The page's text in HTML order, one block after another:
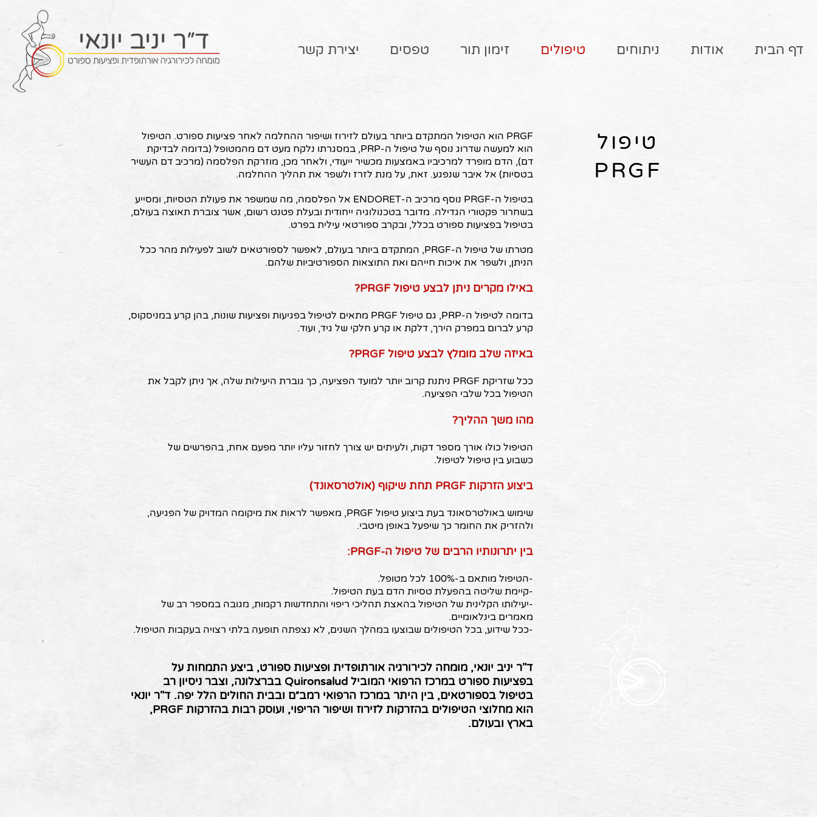
דף הבית אודות ניתוחים טיפולים זימון תור טפסים יצירת קשר
PRGF הוא הטיפול המתקדם ביותר בעולם לזירוז ושיפור ההחלמה לאחר פציעות ספורט. הטיפול
הוא למעשה שדרוג נוסף של טיפול ה-PRP, במסגרתו נלקח מעט דם מהמטופל (בדומה לבדיקת
דם), הדם מופרד למרכיביו באמצעות מכשיר ייעודי, ולאחר מכן, מוזרקת הפלסמה (מרכיב דם העשיר
בטסיות) אל איבר שנפגע. זאת, על מנת לזרז ולשפר את תהליך ההחלמה.
בטיפול ה-PRGF נוסף מרכיב ה-ENDORET אל הפלסמה, מה שמשפר את פעולת הטסיות, ומסייע
בשחרור פקטורי הגדילה. מדובר בטכנולוגיה ייחודית ובעלת פטנט רשום, אשר צוברת תאוצה בעולם,
בטיפול בפציעות ספורט בכלל, ובקרב ספורטאי עילית בפרט.
מטרתו של טיפול ה-PRGF, המתקדם ביותר בעולם, לאפשר לספורטאים לשוב לפעילות מהר ככל
הניתן, ולשפר את איכות חייהם ואת התוצאות הספורטיביות שלהם.
באילו מקרים ניתן לבצע טיפול PRGF?
בדומה לטיפול ה-PRP, גם טיפול PRGF מתאים לטיפול בפגיעות ופציעות שונות, בהן קרע במניסקוס,
קרע לברום במפרק הירך, דלקת או קרע חלקי של גיד, ועוד.
באיזה שלב מומלץ לבצע טיפול PRGF?
ככל שזריקת PRGF ניתנת קרוב יותר למועד הפציעה, כך גוברת היעילות שלה, אך ניתן לקבל את
הטיפול בכל שלבי הפציעה.
מהו משך ההליך?
הטיפול כולו אורך מספר דקות, ולעיתים יש צורך לחזור עליו יותר מפעם אחת, בהפרשים של
כשבוע בין טיפול לטיפול.
ביצוע הזרקות PRGF תחת שיקוף (אולטרסאונד)
שימוש באולטרסאונד בעת ביצוע טיפול PRGF, מאפשר לראות את מיקומה המדויק של הפגיעה,
ולהזריק את החומר כך שיפעל באופן מיטבי.
בין יתרונותיו הרבים של טיפול ה-PRGF:
-הטיפול מותאם ב-100% לכל מטופל.
-קיימת שליטה בהפעלת טסיות הדם בעת הטיפול.
-יעילותו הקלינית של הטיפול בהאצת תהליכי ריפוי והתחדשות רקמות, מגובה במספר רב של
מאמרים בינלאומיים.
-ככל שידוע, בכל הטיפולים שבוצעו במהלך השנים, לא נצפתה תופעה בלתי רצויה בעקבות הטיפול.
ד"ר יניב יונאי, מומחה לכירורגיה אורתופדית ופציעות ספורט, ביצע התמחות על
בפציעות ספורט במרכז הרפואי המוביל Quironsalud בברצלונה, וצבר ניסיון רב
בטיפול בספורטאים, בין היתר במרכז הרפואי רמב״ם ובבית החולים הלל יפה. ד"ר יונאי
הוא מחלוצי הטיפולים בהזרקות לזירוז ושיפור הריפוי, ועוסק רבות בהזרקות PRGF,
בארץ ובעולם.
טיפול
PRGF